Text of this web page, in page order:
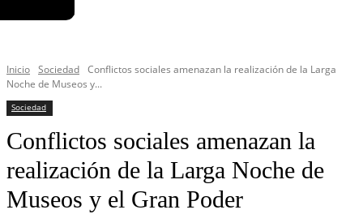
Inicio Sociedad Conflictos sociales amenazan la realización de la Larga
Noche de Museos y...
Sociedad
Conflictos sociales amenazan la
realización de la Larga Noche de
Museos y el Gran Poder